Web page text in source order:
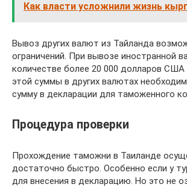
Как власти усложнили жизнь
Вывоз других валют из Тайланда
ограничений. При вывозе иностранной
количестве более 20 000 долларов США
этой суммы в других валютах
сумму в декларации для таможенного
Процедура проверки
Прохождение таможни в Таиланде
достаточно быстро. Особенно если у
для внесения в декларацию. Но это не